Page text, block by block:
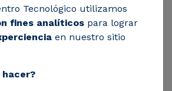
en un mundo que valora
sostenibilidad? Ofrecemos
para evaluar y mejorar
de las industrias y del sector
Tecnológico utilizamos
fines analíticos para lograr
en nuestro sitio
hacer?